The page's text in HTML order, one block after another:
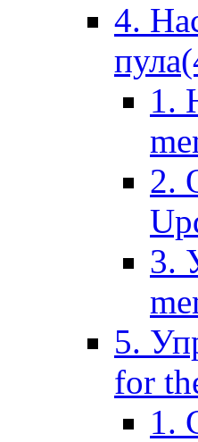
4.
1.
2.
3.
5.
for
1.